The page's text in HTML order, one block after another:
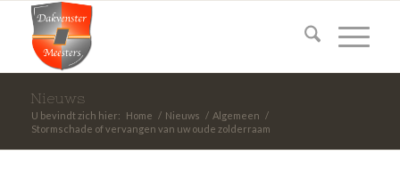
Nieuws
U bevindt zich hier: Home / Nieuws / Algemeen /
Stormschade of vervangen van uw oude zolderraam